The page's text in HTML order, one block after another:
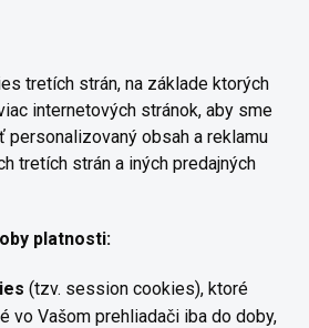
tretích strán, na základe ktorých
internetových stránok, aby sme
personalizovaný obsah a reklamu
tretích strán a iných predajných
platnosti:
(tzv. session cookies), ktoré
vo Vašom prehliadači iba do doby,